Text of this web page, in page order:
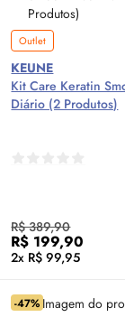
Outlet
KEUNE
Kit Care Keratin
Diário (2 Produtos)
R$ 389,90
R$ 199,90
2x R$ 99,95
-47%